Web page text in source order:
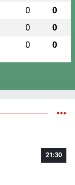
0 0
0 0
0 0
21:30